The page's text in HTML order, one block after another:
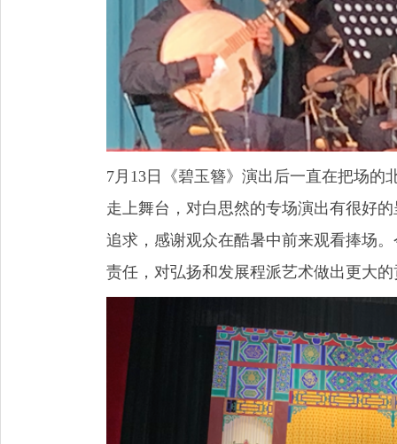
7月13日《碧玉簪》演出后一直在把场的
走上舞台，对白思然的专场演出有很好
追求，感谢观众在酷暑中前来观看捧场
责任，对弘扬和发展程派艺术做出更大的